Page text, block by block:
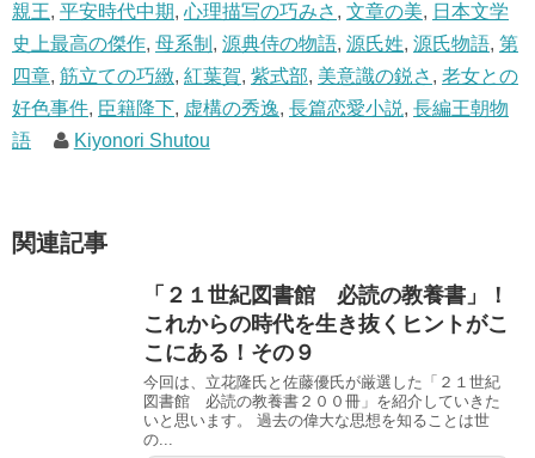
親王, 平安時代中期, 心理描写の巧みさ , 文章の美, 日本文学
史上最高の傑作, 母系制 , 源典侍の物語, 源氏姓, 源氏物語, 第
四章, 筋立ての巧緻, 紅葉賀, 紫式部, 美意識の鋭さ , 老女との
好色事件, 臣籍降下, 虚構の秀逸, 長篇恋愛小説, 長編王朝物
語
Kiyonori Shutou
関連記事
「２１世紀図書館 必読の教養書」！
これからの時代を生き抜くヒントがこ
こにある！その９
今回は、立花隆氏と佐藤優氏が厳選した「２１世紀
図書館 必読の教養書２００冊」を紹介していきた
いと思います。 過去の偉大な思想を知ることは世
の...